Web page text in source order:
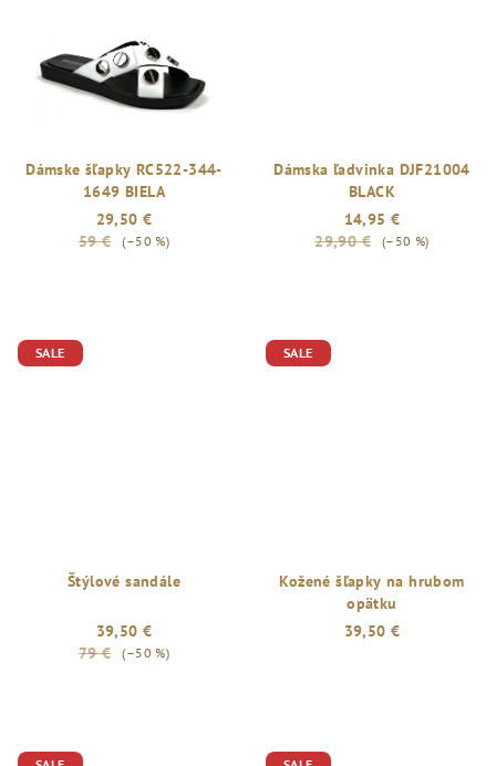
Dámske šľapky RC522-344-
1649 BIELA
29,50 €
59 €
(–50 %)
Dámska ľadvinka DJF21004
BLACK
14,95 €
29,90 €
(–50 %)
SALE
Štýlové sandále
39,50 €
79 €
(–50 %)
SALE
Kožené šľapky na hrubom
opätku
39,50 €